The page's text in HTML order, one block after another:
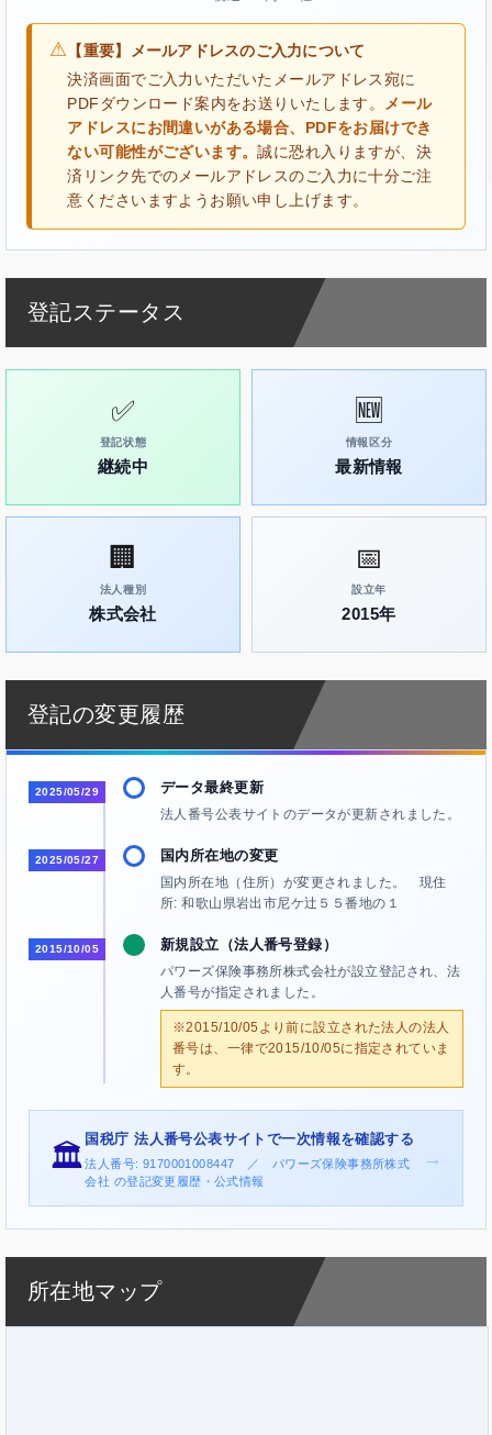
⚠ 【重要】メールアドレスのご入力について
決済画面でご入力いただいたメールアドレス宛に
PDFダウンロード案内をお送りいたします。
メール
アドレスにお間違いがある場合、PDFをお届けでき
ない可能性がございます。誠に恐れ入りますが、決
済リンク先でのメールアドレスのご入力に十分ご注
意くださいますようお願い申し上げます。
登記ステータス
✅
登記状態
継続中
🆕
情報区分
最新情報
🏢
法人種別
株式会社
📅
設立年
2015年
登記の変更履歴
2025/05/29 データ最終更新
法人番号公表サイトのデータが更新されました。
2025/05/27 国内所在地の変更
国内所在地（住所）が変更されました。 現住
所: 和歌山県岩出市尼ケ辻５５番地の１
2015/10/05 新規設立（法人番号登録）
パワーズ保険事務所株式会社が設立登記され、法
人番号が指定されました。
※2015/10/05より前に設立された法人の法人
番号は、一律で2015/10/05に指定されていま
す。
🏛️
国税庁 法人番号公表サイトで一次情報を確認する
法人番号: 9170001008447 ／ パワーズ保険事務所株式
会社 の登記変更履歴・公式情報
→
所在地マップ